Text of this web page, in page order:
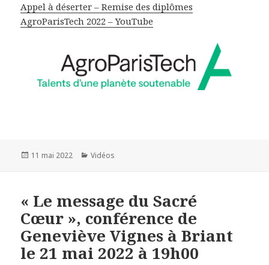
Appel à déserter – Remise des diplômes
AgroParisTech 2022 – YouTube
Publié
11 mai 2022 Catégories
Vidéos
« Le message du Sacré
Cœur », conférence de
Geneviève Vignes à Briant
le 21 mai 2022 à 19h00